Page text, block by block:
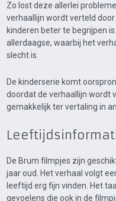
Zo lost deze allerlei
verhaallijn wordt verteld
kinderen beter te begrijpen
allerdaagse, waarbij het
slecht is.
De kinderserie komt
doordat de verhaallijn wordt
gemakkelijk ter vertaling in
De Brum filmpjes zijn
jaar oud. Het verhaal volgt
leeftijd erg fijn vinden. Het
gevoelens die ook in de